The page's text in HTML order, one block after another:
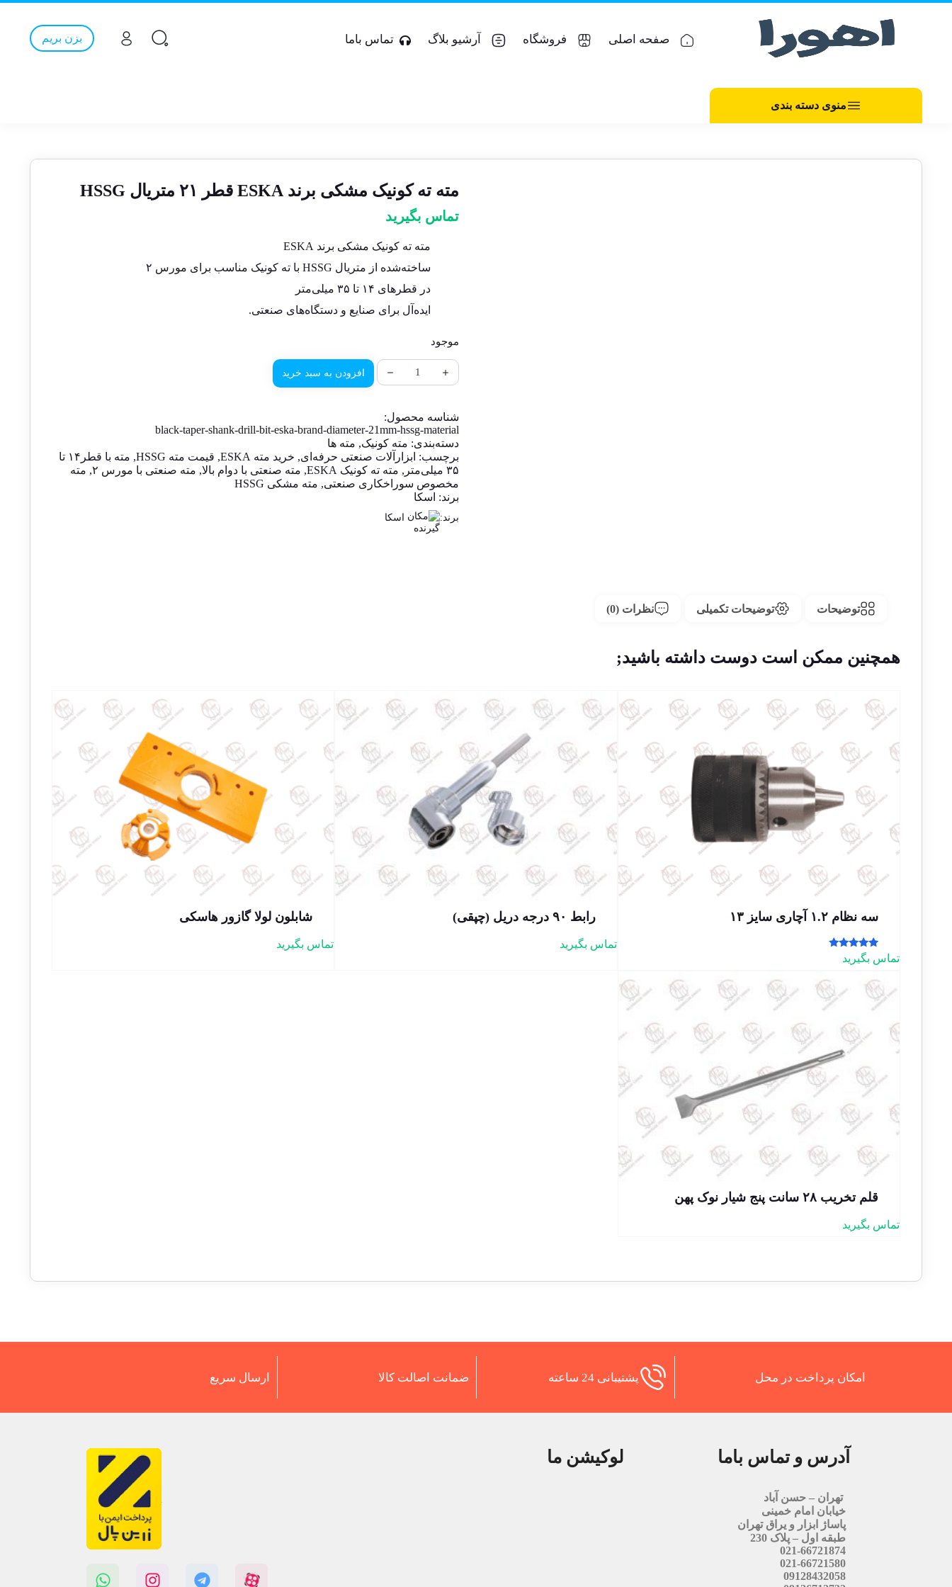
صفحه اصلی فروشگاه آرشیو بلاگ تماس باما بزن بریم
منوی دسته بندی
مته ته کونیک مشکی برند ESKA قطر ۲۱ متریال HSSG
تماس بگیرید
مته ته کونیک مشکی برند ESKA
ساخته‌شده از متریال HSSG با ته کونیک مناسب برای مورس ۲
در قطرهای ۱۴ تا ۳۵ میلی‌متر
ایده‌آل برای صنایع و دستگاه‌های صنعتی.
موجود
افزودن به سبد خرید
شناسه محصول:
black-taper-shank-drill-bit-eska-brand-diameter-21mm-hssg-material
دسته‌بندی: مته کونیک, مته ها
برچسب: ابزارآلات صنعتی حرفه‌ای, خرید مته ESKA , قیمت مته HSSG ,
مته با قطر۱۴ تا
۳۵ میلی‌متر
, مته ته کونیک ESKA , مته صنعتی با دوام بالا, مته صنعتی با مورس ۲ , مته
مخصوص سوراخکاری صنعتی, مته مشکی HSSG
برند: اسکا
برند: اسکا
توضیحات توضیحات تکمیلی نظرات (0)
همچنین ممکن است دوست داشته باشید;
سه نظام ۱.۲ آچاری سایز ۱۳
امتیاز
5.00
تماس بگیرید
رابط ۹۰ درجه دریل (چپقی)
تماس بگیرید
شابلون لولا گازور هاسکی
تماس بگیرید
قلم تخریب ۲۸ سانت پنج شیار نوک پهن
تماس بگیرید
امکان پرداخت در محل پشتیبانی 24 ساعته ضمانت اصالت کالا ارسال سریع
آدرس و تماس باما
تهران – حسن آباد
خیابان امام خمینی
پاساژ ابزار و یراق تهران
طبقه اول – پلاک 230
021-66721874
021-66721580
09128432058
لوکیشن ما